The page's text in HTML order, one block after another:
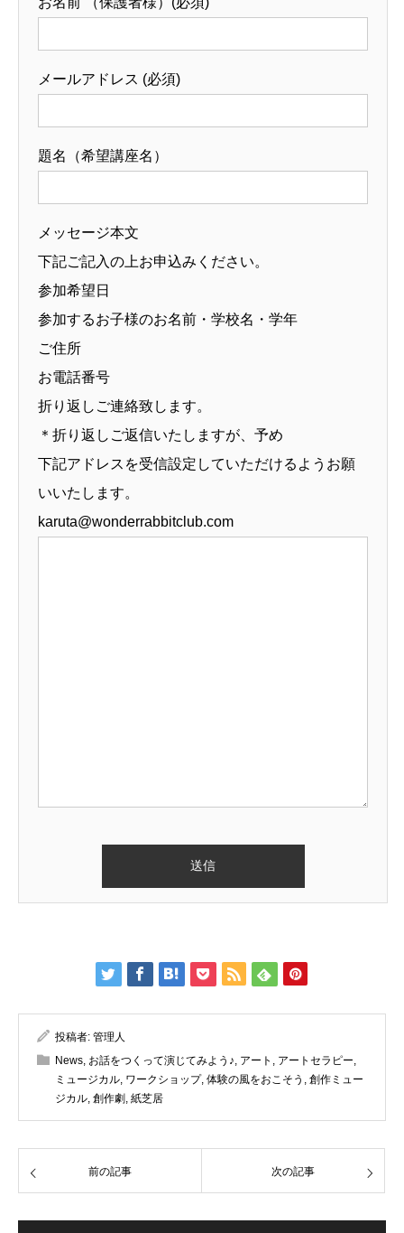
メールアドレス (必須)
題名（希望講座名）
メッセージ本文
下記ご記入の上お申込みください。
参加希望日
参加するお子様のお名前・学校名・学年
ご住所
お電話番号
折り返しご連絡致します。
＊折り返しご返信いたしますが、予め
下記アドレスを受信設定していただけるようお願
いいたします。
karuta@wonderrabbitclub.com
投稿者: 管理人
News お話をつくって演じてみよう♪ アート アートセラピー
ミュージカル ワークショップ, 体験の風をおこそう
創作ミュー
ジカル 創作劇 紙芝居
前の記事 次の記事